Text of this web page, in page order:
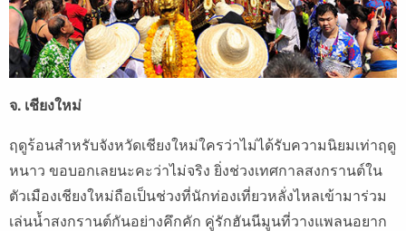
จ. เชียงใหม่
ฤดูร้อนสำหรับจังหวัดเชียงใหม่ใครว่าไม่ได้รับความนิยมเท่าฤดู
หนาว ขอบอกเลยนะคะว่าไม่จริง ยิ่งช่วงเทศกาลสงกรานต์ใน
ตัวเมืองเชียงใหม่ถือเป็นช่วงที่นักท่องเที่ยวหลั่งไหลเข้ามาร่วม
เล่นน้ำสงกรานต์กันอย่างคึกคัก คู่รักฮันนีมูนที่วางแพลนอยาก